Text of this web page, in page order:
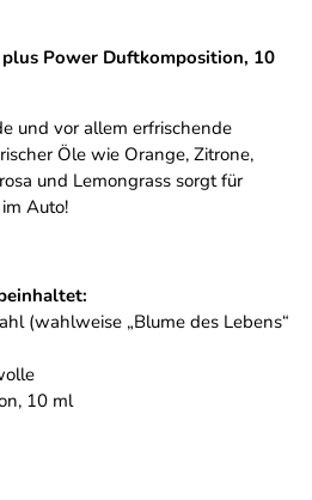
Power Duftkomposition, 10
und vor allem erfrischende
Öle wie Orange, Zitrone,
und Lemongrass sorgt für
Auto!
(wahlweise „Blume des Lebens“
10 ml